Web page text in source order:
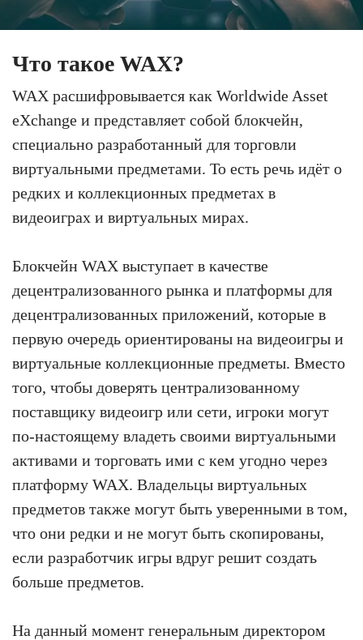
Что такое WAX?
WAX расшифровывается как Worldwide Asset
eXchange и представляет собой блокчейн,
специально разработанный для торговли
виртуальными предметами. То есть речь идёт о
редких и коллекционных предметах в
видеоиграх и виртуальных мирах.
Блокчейн WAX выступает в качестве
децентрализованного рынка и платформы для
децентрализованных приложений, которые в
первую очередь ориентированы на видеоигры и
виртуальные коллекционные предметы. Вместо
того, чтобы доверять централизованному
поставщику видеоигр или сети, игроки могут
по-настоящему владеть своими виртуальными
активами и торговать ими с кем угодно через
платформу WAX. Владельцы виртуальных
предметов также могут быть уверенными в том,
что они редки и не могут быть скопированы,
если разработчик игры вдруг решит создать
больше предметов.
На данный момент генеральным директором